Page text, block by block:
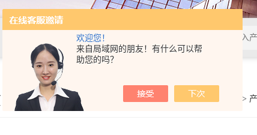
欢迎您！
来自局域网的朋友！有什么可以帮
助您的吗？
你的位置： >